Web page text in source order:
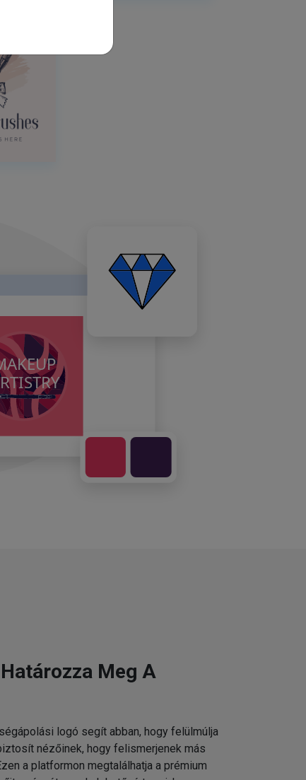
Meg A
logó segít abban, hogy felülmúlja
nézőinek, hogy felismerjenek más
a platformon megtalálhatja a prémium